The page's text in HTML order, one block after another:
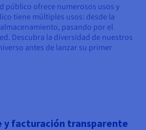
público ofrece numerosos usos y
tiene múltiples usos: desde la
pasando por el
Descubra la diversidad de nuestros
antes de lanzar su primer
y facturación transparente